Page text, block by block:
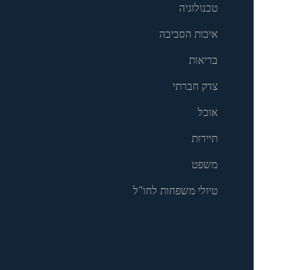
טכנולוגיה
איכות הסביבה
בריאות
צדק חברתי
אוכל
תיירות
משפט
טיולי משפחות לחו"ל